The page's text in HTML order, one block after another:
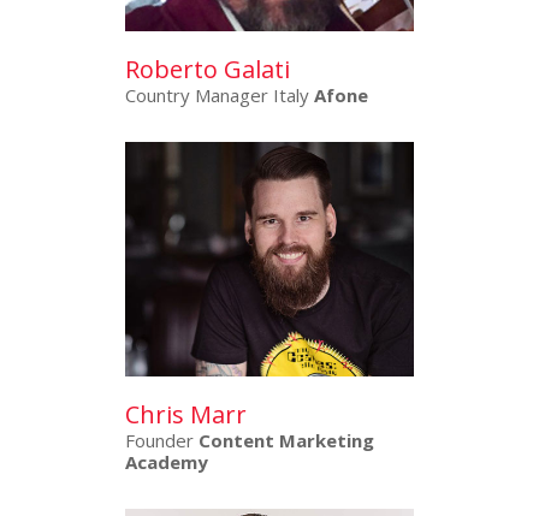
Roberto Galati
Country Manager Italy Afone
Chris Marr
Founder Content Marketing
Academy